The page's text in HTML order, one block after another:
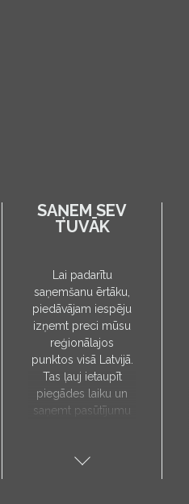
SAŅEM SEV
TUVĀK
Lai padarītu
saņemšanu ērtāku,
piedāvājam iespēju
izņemt preci mūsu
reģionālajos
punktos visā Latvijā.
Tas ļauj ietaupīt
piegādes laiku un
saņemt pasūtījumu
saņemšanas punkti: